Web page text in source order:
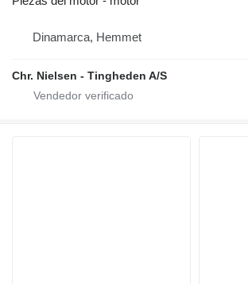
Dinamarca, Hemmet
Chr. Nielsen - Tingheden A/S